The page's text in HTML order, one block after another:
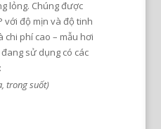
lỏng. Chúng được
với độ mịn và độ tinh
chi phí cao – mẫu hơi
đang sử dụng có các
trong suốt)